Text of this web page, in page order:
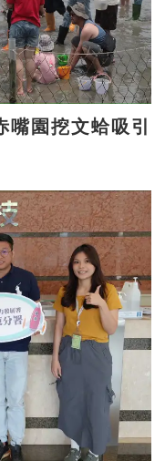
園挖文蛤吸引